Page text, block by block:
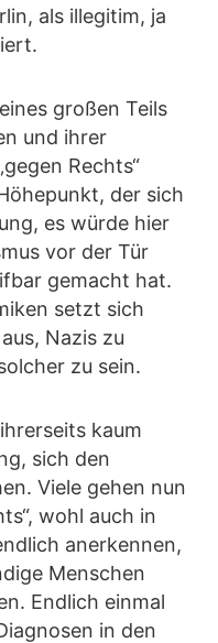
als illegitim, ja
großen Teils
und ihrer
Rechts“
der sich
es würde hier
vor der Tür
gemacht hat.
setzt sich
Nazis zu
zu sein.
kaum
sich den
Viele gehen nun
wohl auch in
anerkennen,
Menschen
Endlich einmal
in den